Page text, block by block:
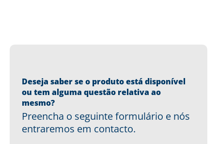
Deseja saber se o produto está disponível
ou tem alguma questão relativa ao
mesmo?
Preencha o seguinte formulário e nós
entraremos em contacto.